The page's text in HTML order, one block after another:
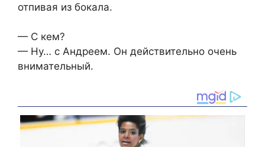
отпивая из бокала.
— С кем?
— Ну… с Андреем. Он действительно очень
внимательный.